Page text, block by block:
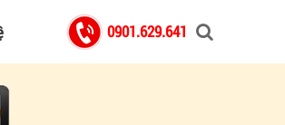
0901.629.641